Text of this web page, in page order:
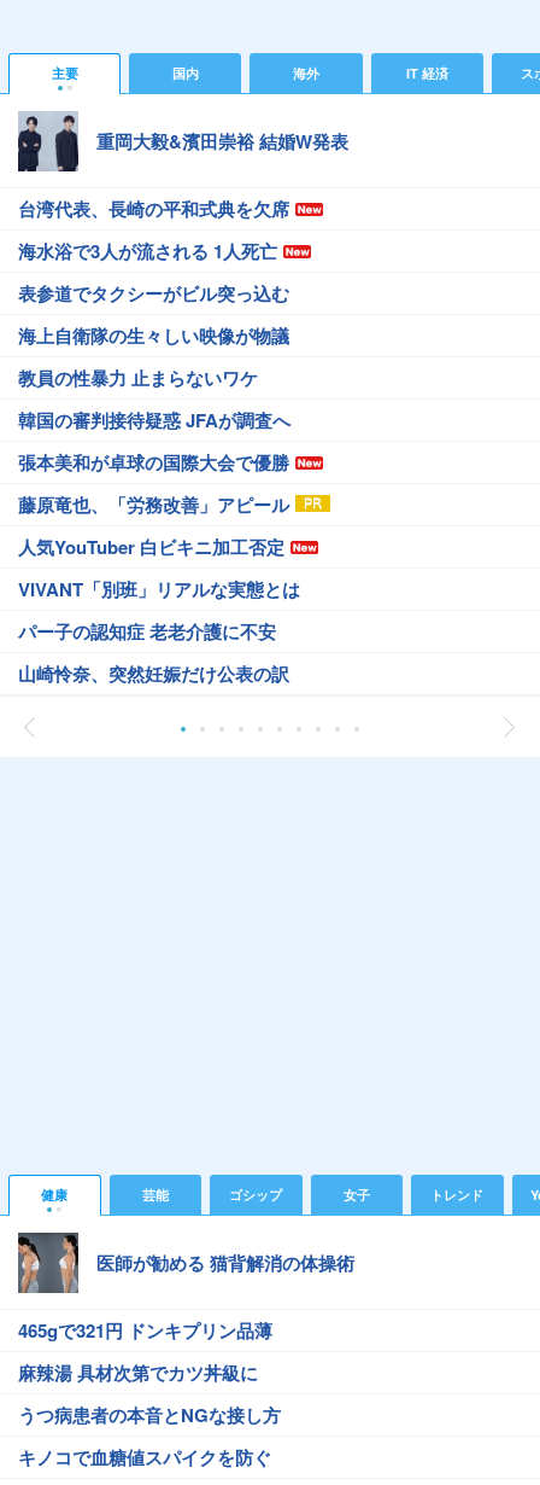
主要 国内 海外 IT 経済 ス
重岡大毅&濱田崇裕 結婚W発表
台湾代表、長崎の平和式典を欠席
海水浴で3人が流される 1人死亡
表参道でタクシーがビル突っ込む
海上自衛隊の生々しい映像が物議
教員の性暴力 止まらないワケ
韓国の審判接待疑惑 JFAが調査へ
張本美和が卓球の国際大会で優勝
藤原竜也、「労務改善」アピール
人気YouTuber 白ビキニ加工否定
VIVANT「別班」リアルな実態とは
パー子の認知症 老老介護に不安
山崎怜奈、突然妊娠だけ公表の訳
健康 芸能 ゴシップ 女子 トレンド
医師が勧める 猫背解消の体操術
465gで321円 ドンキプリン品薄
麻辣湯 具材次第でカツ丼級に
うつ病患者の本音とNGな接し方
キノコで血糖値スパイクを防ぐ